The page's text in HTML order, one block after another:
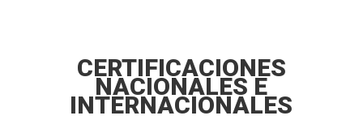
CERTIFICACIONES
NACIONALES E
INTERNACIONALES